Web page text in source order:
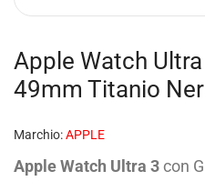
Apple Watch
49mm Titanio
Marchio:APPLE
Apple Watch Ultra 3 con